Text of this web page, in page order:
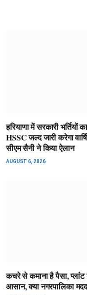
हरियाणा में सरकारी भर्तियों
HSSC जल्द जारी करेगा
सीएम सैनी ने किया ऐलान
AUGUST 6, 2026
कचरे से कमाना है पैसा, प्लांट
आसान, क्या नगरपालिका